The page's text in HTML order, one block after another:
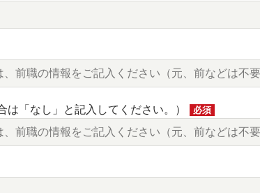
「なし」と記入してください。） 必須